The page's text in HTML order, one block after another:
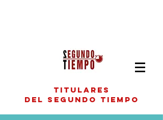
titulares
del segundo tiempo